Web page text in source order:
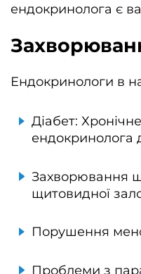
ендокринолога є
Ендокринологи в
Діабет:
ендокринолога
Захворювання
щитовидної
Порушення
Проблеми з